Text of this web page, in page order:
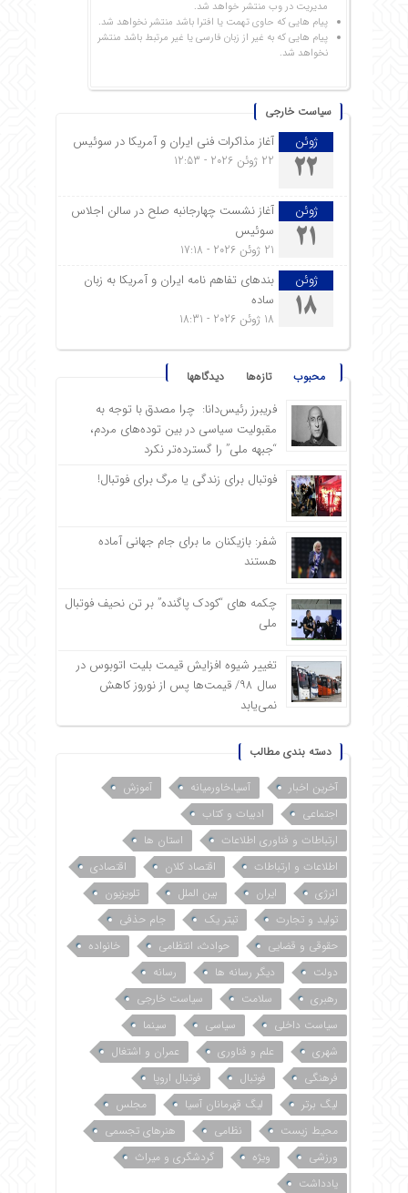
مدیریت در وب منتشر خواهد شد.
پیام هایی که حاوی تهمت یا افترا باشد منتشر نخواهد شد.
پیام هایی که به غیر از زبان فارسی یا غیر مرتبط باشد منتشر
نخواهد شد.
سیاست خارجی
ژوئن
22
آغاز مذاکرات فنی ایران و آمریکا در سوئیس
22 ژوئن 2026 - 12:53
ژوئن
21
آغاز نشست چهارجانبه صلح در سالن اجلاس
سوئیس
21 ژوئن 2026 - 17:18
ژوئن
18
بندهای تفاهم نامه ایران و آمریکا به زبان
ساده
18 ژوئن 2026 - 18:31
محبوب تازه‌ها دیدگاهها
فریبرز رئیس‌دانا: چرا مصدق با توجه به
مقبولیت سیاسی در بین توده‌های مردم،
“جبهه ملی” را گسترده‌تر نکرد
فوتبال برای زندگی یا مرگ برای فوتبال!
شفر: بازیکنان ما برای جام جهانی آماده
هستند
چکمه های “کودک پاگنده” بر تن نحیف فوتبال
ملی
تغییر شیوه افزایش قیمت بلیت اتوبوس در
سال ۹۸/ قیمت‌ها پس از نوروز کاهش
نمی‌یابد
دسته بندی مطالب
آخرین اخبار آسیا،خاورمیانه
آموزش
اجتماعی
ادبیات و کتاب
ارتباطات و فناوری اطلاعات
استان ها
اطلاعات و ارتباطات
اقتصاد کلان
اقتصادی
انرژی
ایران بین الملل
تلویزیون
تولید و تجارت
تیتر یک
جام حذفی
حقوقی و قضایی
حوادث، انتظامی
خانواده
دولت
دیگر رسانه ها
رسانه
رهبری
سلامت
سیاست خارجی
سیاست داخلی
سیاسی
سینما
شهری
علم و فناوری
عمران و اشتغال
فرهنگی
فوتبال
فوتبال اروپا
لیگ برتر
لیگ قهرمانان آسیا
مجلس
محیط زیست
نظامی
هنرهای تجسمی
ورزشی
ویژه
گردشگری و میراث
یادداشت